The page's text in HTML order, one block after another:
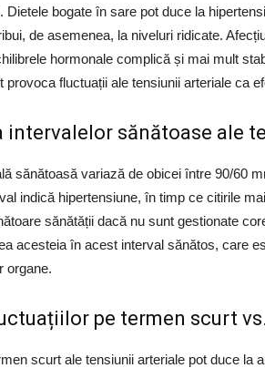
Dietele bogate în sare pot duce la
de asemenea, la niveluri ridicate.
hormonale complică și mai mult
provoca fluctuații ale tensiunii arteriale ca
intervalelor sănătoase ale
sănătoasă variază de obicei între 90/60
indică hipertensiune, în timp ce citirile
sănătății dacă nu sunt gestionate
acesteia în acest interval sănătos, care
organe.
pe termen scurt
scurt ale tensiunii arteriale pot duce la